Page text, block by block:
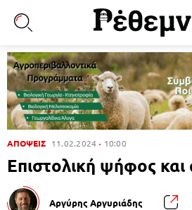
ΑΠΟΨΕΙΣ 11.02.2024 10:00
Επιστολική ψήφος και
Αργύρης Αργυριάδης